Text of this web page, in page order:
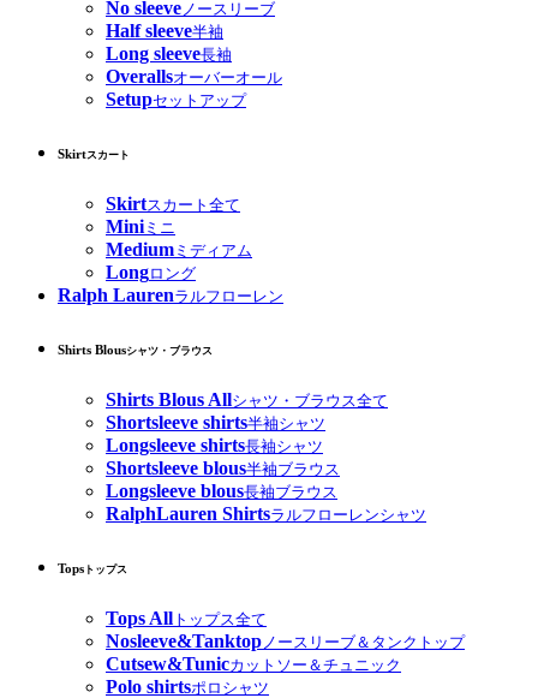
No sleeveノースリーブ
Half sleeve半袖
Long sleeve長袖
Overallsオーバーオール
Setupセットアップ
Skirtスカート
Skirtスカート全て
Miniミニ
Medium ミディアム
Longロング
Ralph Laurenラルフローレン
Shirts Blousシャツ・ブラウス
Shirts Blous Allシャツ・ブラウス全て
Shortsleeve shirts半袖シャツ
Longsleeve shirts長袖シャツ
Shortsleeve blous半袖ブラウス
Longsleeve blous長袖ブラウス
RalphLauren Shirtsラルフローレンシャツ
Tops トップス
Tops All トップス全て
Nosleeve&Tanktop ノースリーブ＆タンクトップ
Cutsew&Tunicカットソー＆チュニック
Polo shirtsポロシャツ